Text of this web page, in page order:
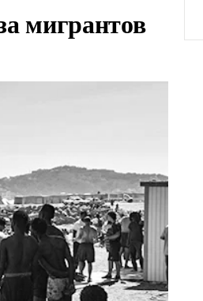
мигрантов